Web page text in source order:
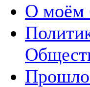
О моём